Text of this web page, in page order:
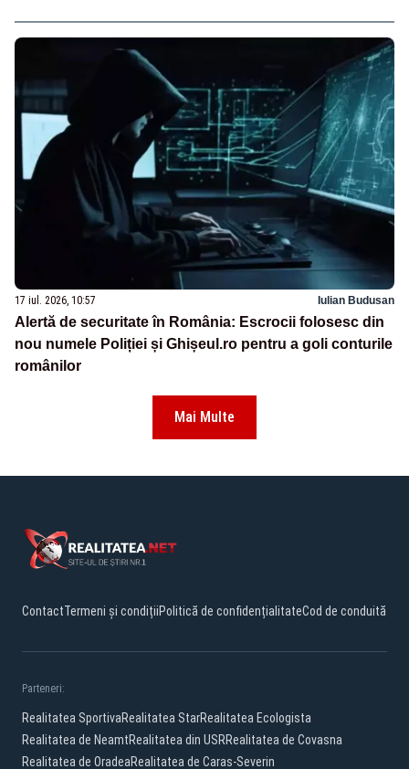
17 iul. 2026, 10:57 Iulian Budusan
Alertă de securitate în România: Escrocii folosesc din
nou numele Poliției și Ghișeul.ro pentru a goli conturile
românilor
Mai Multe
ContactTermeni și condițiiPolitică de confidențialitateCod de conduită
Parteneri:
Realitatea SportivaRealitatea StarRealitatea Ecologista
Realitatea de NeamtRealitatea din USRRealitatea de Covasna
Realitatea de OradeaRealitatea de Caras-Severin